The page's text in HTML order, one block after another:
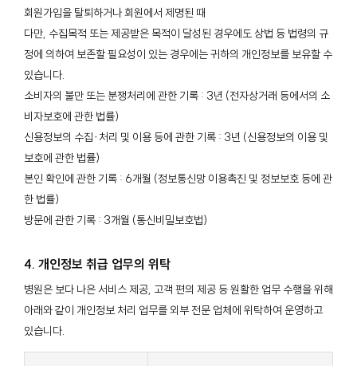
회원가입을 탈퇴하거나 회원에서 제명된 때
다만, 수집목적 또는 제공받은 목적이 달성된 경우에도 상법 등 법령의 규
정에 의하여 보존할 필요성이 있는 경우에는 귀하의 개인정보를 보유할 수
있습니다.
소비자의 불만 또는 분쟁처리에 관한 기록 : 3년 (전자상거래 등에서의 소
비자보호에 관한 법률)
신용정보의 수집∙처리 및 이용 등에 관한 기록 : 3년 (신용정보의 이용 및
보호에 관한 법률)
본인 확인에 관한 기록 : 6개월 (정보통신망 이용촉진 및 정보보호 등에 관
한 법률)
방문에 관한 기록 : 3개월 (통신비밀보호법)
4. 개인정보 취급 업무의 위탁
병원은 보다 나은 서비스 제공, 고객 편의 제공 등 원활한 업무 수행을 위해
아래와 같이 개인정보 처리 업무를 외부 전문 업체에 위탁하여 운영하고
있습니다.